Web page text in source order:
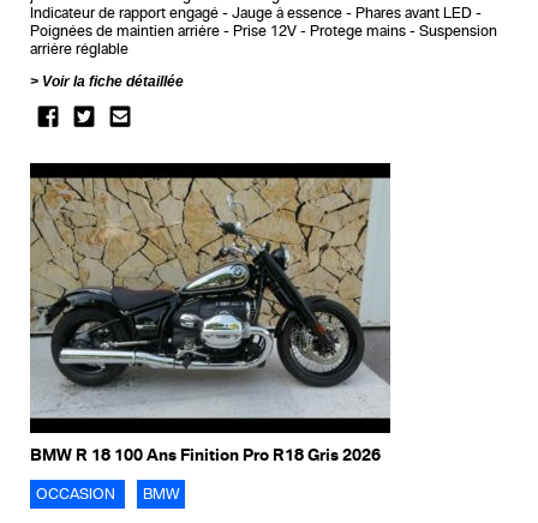
Indicateur de rapport engagé
Jauge à essence
Phares avant LED
Poignées de maintien arrière
Prise 12V Protege mains
Suspension
arrière réglable
Voir la fiche détaillée
BMW R 18 100 Ans Finition Pro R18 Gris 2026
OCCASION BMW